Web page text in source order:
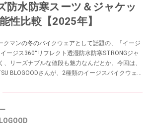
防水防寒スーツ＆ジャケッ
性比較【2025年】
クマンの冬のバイクウェアとして話題の、「イージ
ージス360°リフレクト透湿防水防寒STRONGジャ
、リーズナブルな値段も魅力なんだとか。今回は、
BLOGOODさんが、2種類のイージスバイクウェ
、冬のバイクウェア選びの参考にしてください